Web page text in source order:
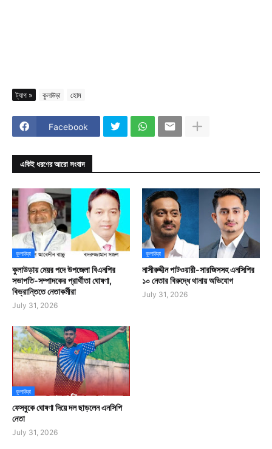
ট্যাগ » কুলাউড়া হোম
Facebook
একিই ধরণের আরো সংবাদ
কুলাউড়া
কুলাউড়ায় মেয়র পদে উপজেলা বিএনপির
সভাপতি-সম্পাদকের প্রার্থীতা ঘোষণা,
বিভ্রান্তিতে নেতাকর্মীরা
July 31, 2026
কুলাউড়া
নাসীরুদ্দীন পাটওয়ারী-সারজিসসহ এনসিপির
১০ নেতার বিরুদ্ধে থানায় অভিযোগ
July 31, 2026
কুলাউড়া
ফেসবুকে ঘোষণা দিয়ে দল ছাড়লেন এনসিপি
নেতা
July 31, 2026